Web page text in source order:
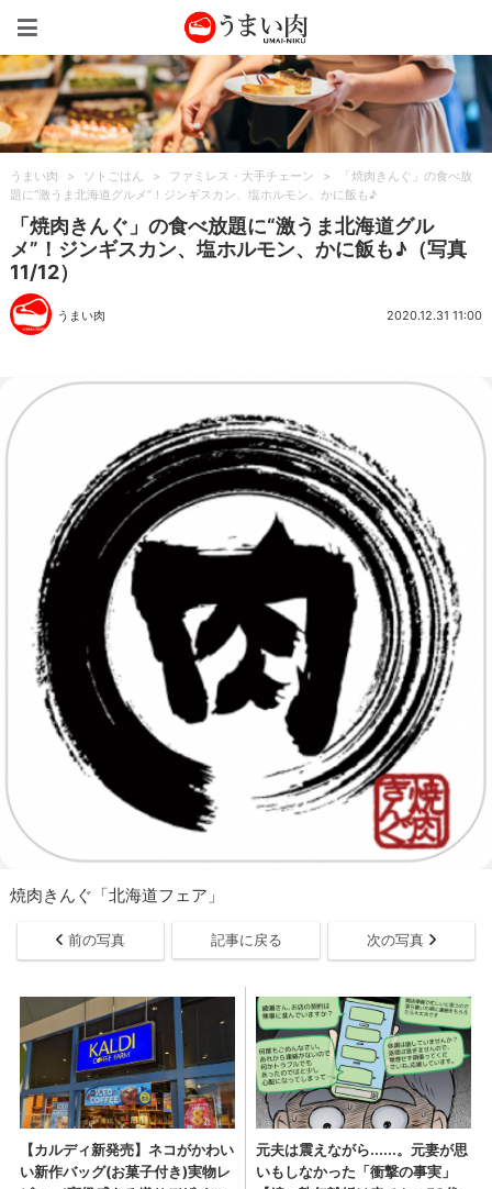
うまい肉 > ソトごはん > ファミレス・大手チェーン >
「焼肉きんぐ」の食べ放
題に“激うま北海道グルメ”！ジンギスカン、塩ホルモン、かに飯も♪
「焼肉きんぐ」の食べ放題に“激うま北海道グル
メ”！ジンギスカン、塩ホルモン、かに飯も♪（写真
11/12）
うまい肉 2020.12.31 11:00
焼肉きんぐ「北海道フェア」
前の写真 記事に戻る 次の写真